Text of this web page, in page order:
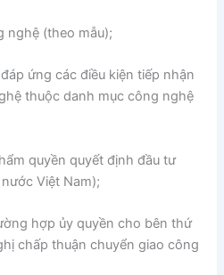
nghệ (theo mẫu);
ứng các điều kiện tiếp nhận
thuộc danh mục công nghệ
quyền quyết định đầu tư
Việt Nam);
hợp ủy quyền cho bên thứ
chấp thuận chuyển giao công